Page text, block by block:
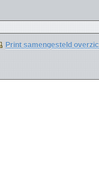
Print samengesteld